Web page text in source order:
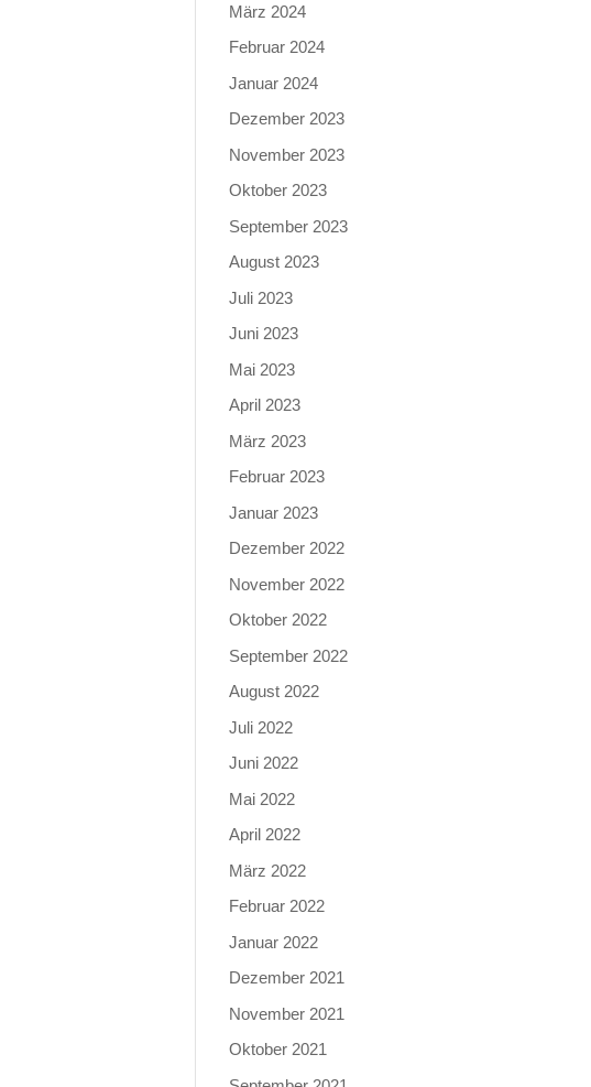
März 2024
Februar 2024
Januar 2024
Dezember 2023
November 2023
Oktober 2023
September 2023
August 2023
Juli 2023
Juni 2023
Mai 2023
April 2023
März 2023
Februar 2023
Januar 2023
Dezember 2022
November 2022
Oktober 2022
September 2022
August 2022
Juli 2022
Juni 2022
Mai 2022
April 2022
März 2022
Februar 2022
Januar 2022
Dezember 2021
November 2021
Oktober 2021